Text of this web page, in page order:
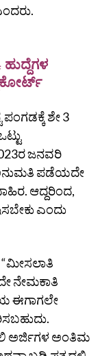
ಪಂಗಡಕ್ಕೆ ಶೇ 3
ಜನವರಿ
ಪಡೆಯದೇ
ಆದ್ದರಿಂದ,
ಎಂದು
ನೇಮಕಾತಿ
ಈಗಾಗಲೇ
ಅರ್ಜಿಗಳ ಅಂತಿಮ